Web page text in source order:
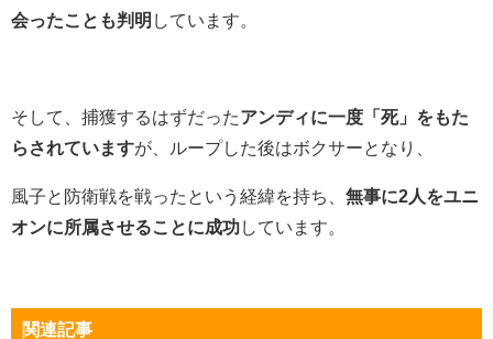
会ったことも判明 しています。
そして、捕獲するはずだったアンディに一度「死」をもた
らされていますが、ループした後はボクサーとなり、
風子と防衛戦を戦ったという経緯を持ち、 無事に2人をユニ
オンに所属させることに成功しています。
関連記事